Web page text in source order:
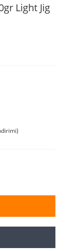
Light Jig